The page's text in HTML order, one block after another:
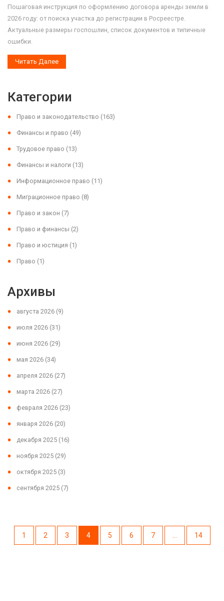
Пошаговая инструкция по оформлению договора аренды земли в
2026 году: от поиска участка до регистрации в Росреестре.
Актуальные размеры госпошлин, список документов и типичные
ошибки.
Читать Далее
Категории
Право и законодательство (163)
Финансы и право (49)
Трудовое право (13)
Финансы и налоги (13)
Информационное право (11)
Миграционное право (8)
Право и закон (7)
Право и финансы (2)
Право и юстиция (1)
Право (1)
Архивы
августа 2026 (9)
июля 2026 (31)
июня 2026 (29)
мая 2026 (34)
апреля 2026 (27)
марта 2026 (27)
февраля 2026 (23)
января 2026 (20)
декабря 2025 (16)
ноября 2025 (29)
октября 2025 (3)
сентября 2025 (7)
1 2 3 4 5 6 7 … 14